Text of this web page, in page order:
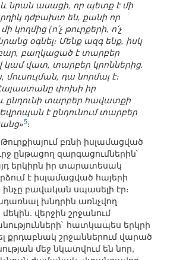
նրան ասացի, որ պետք է մի
դժբախտ են, քանի որ
կողմից (ո՛չ թուրքերի, ո՛չ
օգնել։ Մենք ազգ ենք, իսկ
բաղկացած է տարբեր
կամ վատ, տարբեր կրոններից.
դա նորմալ է։
փոխի իր
ընդունի տարբեր հավատքի
է ընդունում տարբեր
5։
բռնի իսլամացված
ընթացող զարգացումներին`
երկիրն իր տարատեսակ
է իսլամացված հայերի
բավական սպասելի էր։
խնդրին առնչվող
վերջին շրջանում
հատկապես երկրի
քրդաբնակ շրջաններում վարած
մեջ նկատվում են նոր,